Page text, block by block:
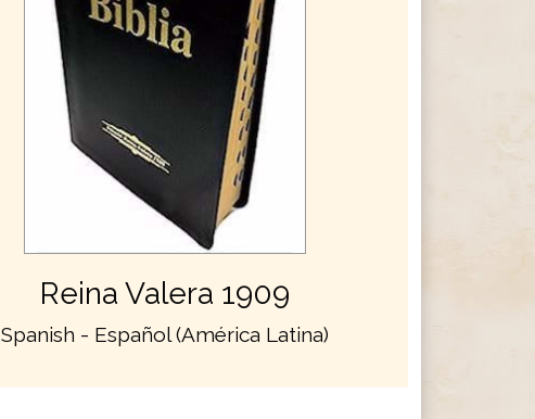
Reina Valera 1909
Spanish - Español (América Latina)